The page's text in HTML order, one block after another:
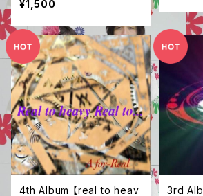
¥1,500
4th Album 【real to heav 3rd